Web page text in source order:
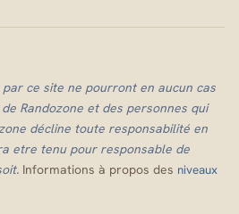
ce site ne pourront en aucun cas
Randozone et des personnes qui
décline toute responsabilité en
etre tenu pour responsable de
Informations à propos des niveaux